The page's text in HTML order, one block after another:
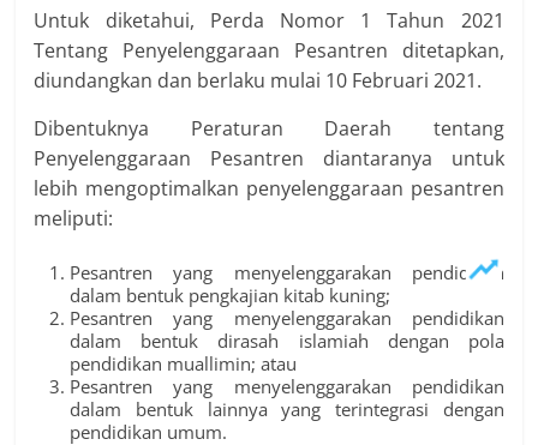
Untuk diketahui, Perda Nomor 1 Tahun 2021
Tentang Penyelenggaraan Pesantren ditetapkan,
diundangkan dan berlaku mulai 10 Februari 2021.
Dibentuknya Peraturan Daerah tentang
Penyelenggaraan Pesantren diantaranya untuk
lebih mengoptimalkan penyelenggaraan pesantren
meliputi:
Pesantren yang menyelenggarakan pendidikan
dalam bentuk pengkajian kitab kuning;
Pesantren yang menyelenggarakan pendidikan
dalam bentuk dirasah islamiah dengan pola
pendidikan muallimin; atau
Pesantren yang menyelenggarakan pendidikan
dalam bentuk lainnya yang terintegrasi dengan
pendidikan umum.